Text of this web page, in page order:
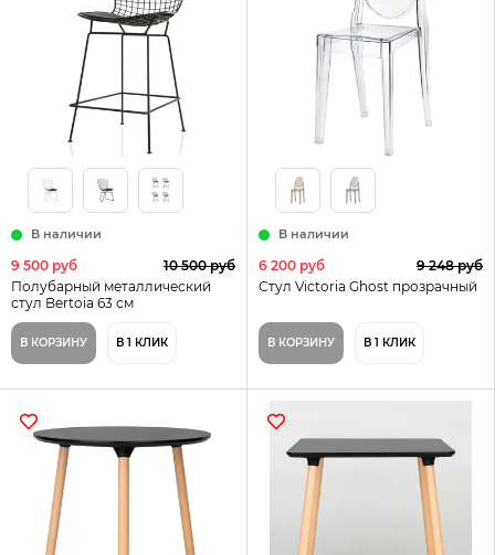
В наличии
9 500 руб
10 500 руб
Полубарный металлический
стул Bertoia 63 см
В КОРЗИНУ В 1 КЛИК
В наличии
6 200 руб
9 248 руб
Стул Victoria Ghost прозрачный
В КОРЗИНУ В 1 КЛИК